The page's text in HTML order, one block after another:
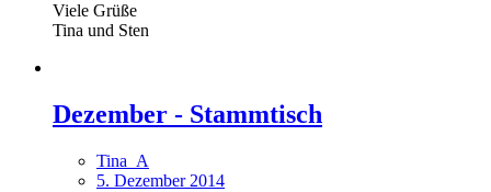
Viele Grüße
Tina und Sten
Dezember - Stammtisch
Tina_A
5. Dezember 2014